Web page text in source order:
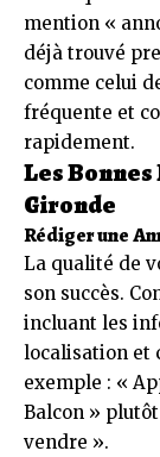
mention «
déjà trouvé
comme celui
fréquente et
rapidement.
Les
Gironde
Rédiger une
La qualité de
son succès.
incluant les
localisation et
exemple : «
Balcon »
vendre ».